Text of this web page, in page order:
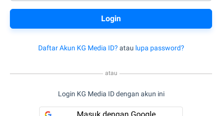
Daftar Akun KG Media ID? atau lupa password?
atau
Login KG Media ID dengan akun ini